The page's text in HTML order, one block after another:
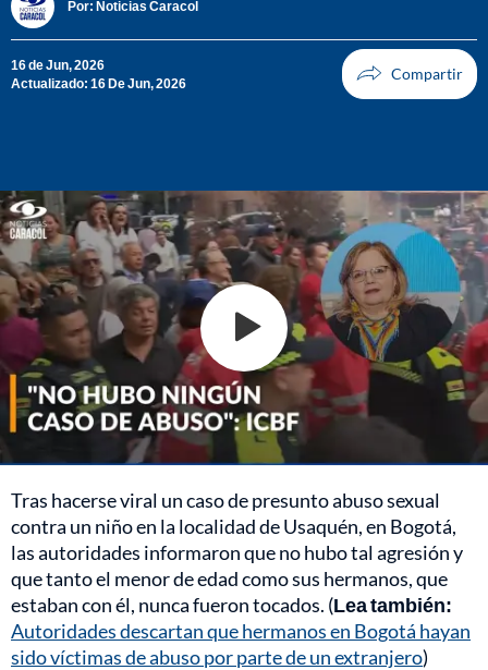
Por: Noticias Caracol
16 de Jun, 2026
Actualizado: 16 De Jun, 2026
Tras hacerse viral un caso de presunto abuso sexual
contra un niño en la localidad de Usaquén, en Bogotá,
las autoridades informaron que no hubo tal agresión y
que tanto el menor de edad como sus hermanos, que
estaban con él, nunca fueron tocados. (Lea también:
Autoridades descartan que hermanos en Bogotá hayan
sido víctimas de abuso por parte de un extranjero)